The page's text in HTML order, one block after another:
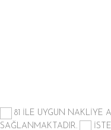
81 İLE UYGUN NAKLİYE
SAĞLANMAKTADIR.